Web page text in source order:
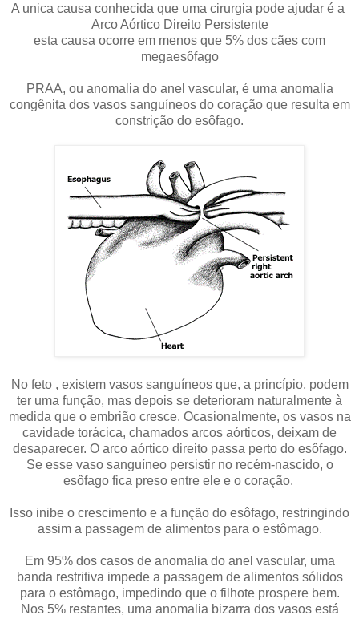
A unica causa conhecida que uma cirurgia pode ajudar é a
Arco Aórtico Direito Persistente
esta causa ocorre em menos que 5% dos cães com
megaesôfago
PRAA, ou anomalia do anel vascular, é uma anomalia
congênita dos vasos sanguíneos do coração que resulta em
constrição do esôfago.
No feto , existem vasos sanguíneos que, a princípio, podem
ter uma função, mas depois se deterioram naturalmente à
medida que o embrião cresce. Ocasionalmente, os vasos na
cavidade torácica, chamados arcos aórticos, deixam de
desaparecer. O arco aórtico direito passa perto do esôfago.
Se esse vaso sanguíneo persistir no recém-nascido, o
esôfago fica preso entre ele e o coração.
Isso inibe o crescimento e a função do esôfago, restringindo
assim a passagem de alimentos para o estômago.
Em 95% dos casos de anomalia do anel vascular, uma
banda restritiva impede a passagem de alimentos sólidos
para o estômago, impedindo que o filhote prospere bem.
Nos 5% restantes, uma anomalia bizarra dos vasos está